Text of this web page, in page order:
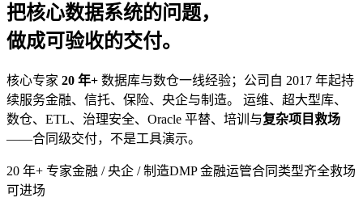
把核心数据系统的问题，
做成可验收的交付。
核心专家 20 年+ 数据库与数仓一线经验；公司自 2017 年起持
续服务金融、信托、保险、央企与制造。 运维、超大型库、
数仓、ETL、治理安全、Oracle 平替、培训与复杂项目救场
——合同级交付，不是工具演示。
20 年+ 专家金融 / 央企 / 制造DMP 金融运管合同类型齐全救场
可进场